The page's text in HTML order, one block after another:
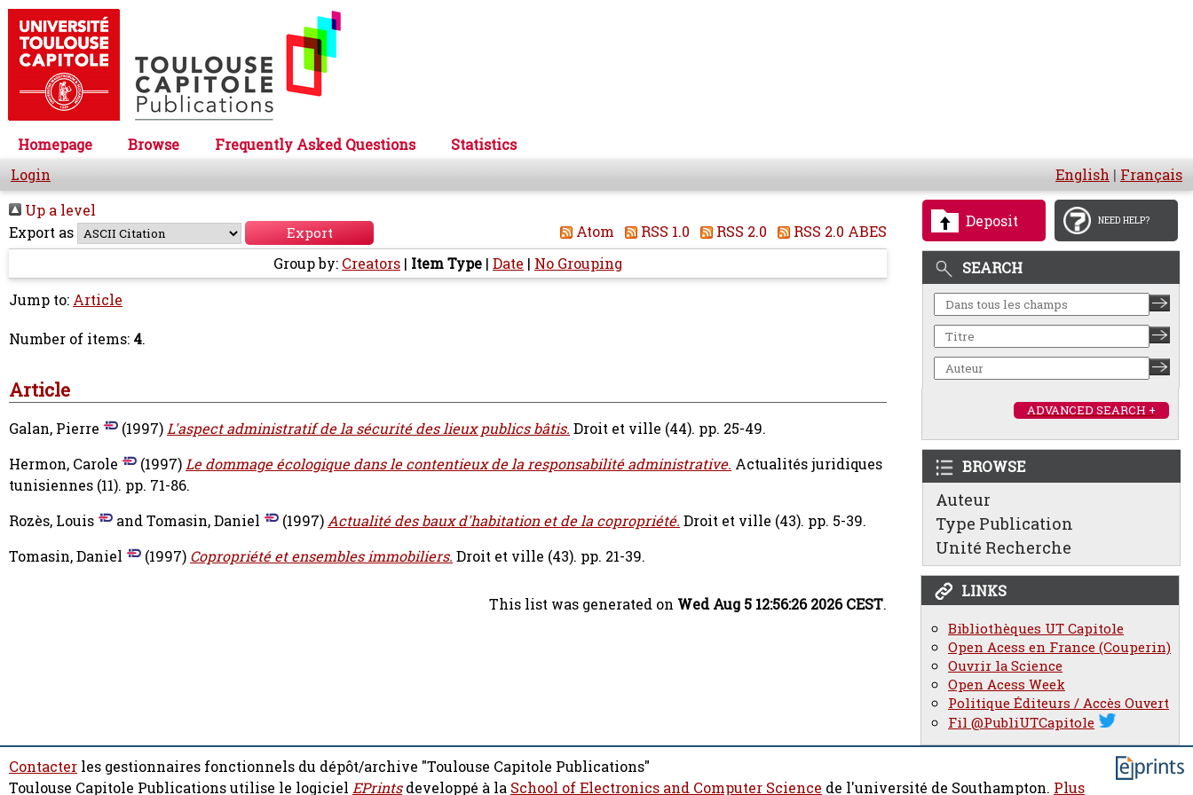
Homepage Browse Frequently Asked Questions
Statistics
Login
English | Français
Deposit NEED HELP?
SEARCH
ADVANCED SEARCH +
BROWSE
Auteur
Type Publication
Unité Recherche
LINKS
Bibliothèques UT Capitole
Open Acess en France (Couperin)
Ouvrir la Science
Open Acess Week
Politique Éditeurs / Accès Ouvert
Fil @PubliUTCapitole
Up a level
Export as
Atom RSS 1.0 RSS 2.0
RSS 2.0 ABES
Group by: Creators | Item Type | Date | No Grouping
Jump to: Article
Number of items: 4.
Article
Galan, Pierre (1997)L'aspect administratif de la sécurité des lieux publics bâtis. Droit et ville (44). pp. 25-49.
Hermon, Carole
(1997)Le dommage écologique dans le contentieux de la responsabilité administrative. Actualités juridiques
tunisiennes (11). pp. 71-86.
Rozès, Louis
andTomasin, Daniel (1997)Actualité des baux d'habitation et de la copropriété. Droit et ville (43). pp. 5-39.
Tomasin, Daniel
(1997) Copropriété et ensembles immobiliers. Droit et ville (43). pp. 21-39.
This list was generated on Wed Aug 5 12:56:26 2026 CEST.
Contacter les gestionnaires fonctionnels du dépôt/archive "Toulouse Capitole Publications"
Toulouse Capitole Publications utilise le logiciel EPrintsdeveloppé à la School of Electronics and Computer Science de l'université de Southampton. Plus